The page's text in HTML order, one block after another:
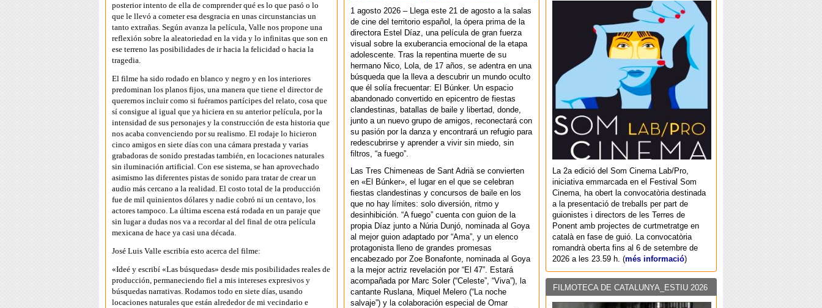
posterior intento de ella de comprender qué es lo que pasó o lo
que le llevó a cometer esa desgracia en unas circunstancias un
tanto extrañas. Según avanza la película, Valle nos propone una
reflexión sobre la aleatoriedad en la vida y lo infinitas que son en
ese terreno las posibilidades de ir hacia la felicidad o hacia la
tragedia.
El filme ha sido rodado en blanco y negro y en los interiores
predominan los planos fijos, una manera que tiene el director de
querernos incluir como si fuéramos partícipes del relato, cosa que
sí consigue al igual que ya hiciera en su anterior película, por la
intensidad de sus personajes y la construcción de esta historia que
nos acaba convenciendo por su realismo. El rodaje lo hicieron
cinco amigos en siete días con una cámara prestada y varias
grabadoras de sonido prestadas también, en locaciones naturales
sin iluminación artificial. Con ese sistema, se han aprovechado
asimismo las diferentes pistas de sonido para tratar de crear un
audio más cercano a la realidad. El costo total de la producción
fue de mil quinientos dólares y nadie cobró ni un centavo, los
actores tampoco. La última escena está rodada en un paraje que
sin lugar a dudas nos va a recordar al del final de otra película
mexicana de hace ya casi una década.
José Luis Valle escribía esto acerca del filme:
«Ideé y escribí «Las búsquedas» desde mis posibilidades reales de
producción, permaneciendo fiel a mis intereses expresivos y
búsquedas narrativas. Rodamos todo en siete días, usando
locaciones naturales que están alrededor de mi vecindario e
La 2a edició del Som Cinema Lab/Pro,
iniciativa emmarcada en el Festival Som
Cinema, ha obert la convocatòria destinada
a la presentació de treballs per part de
guionistes i directors de les Terres de
Ponent amb projectes de curtmetratge en
català en fase de guió. La convocatòria
romandrà oberta fins al 6 de setembre de
2026 a les 23.59 h. (més informació)
FILMOTECA DE CATALUNYA_ESTIU 2026
1 agosto 2026 – Llega este 21 de agosto a la salas
de cine del territorio español, la ópera prima de la
directora Estel Díaz, una película de gran fuerza
visual sobre la exuberancia emocional de la etapa
adolescente. Tras la repentina muerte de su
hermano Nico, Lola, de 17 años, se adentra en una
búsqueda que la lleva a descubrir un mundo oculto
que él solía frecuentar: El Búnker. Un espacio
abandonado convertido en epicentro de fiestas
clandestinas, batallas de baile y libertad, donde,
junto a un nuevo grupo de amigos, reconectará con
su pasión por la danza y encontrará un refugio para
redescubrirse y aprender a vivir sin miedo, sin
filtros, “a fuego”.
Las Tres Chimeneas de Sant Adrià se convierten
en «El Búnker», el lugar en el que se celebran
fiestas clandestinas y concursos de baile en los
que no hay límites: solo diversión, ritmo y
desinhibición. “A fuego” cuenta con guion de la
propia Díaz junto a Núria Dunjó, nominada al Goya
al mejor guion adaptado por “Ama”, y un elenco
protagonista lleno de grandes promesas
encabezado por Zoe Bonafonte, nominada al Goya
a la mejor actriz revelación por “El 47”. Estará
acompañada por Marc Soler (“Celeste”, “Viva”), la
cantante Ruslana, Miquel Melero (“La noche
salvaje”) y la colaboración especial de Omar